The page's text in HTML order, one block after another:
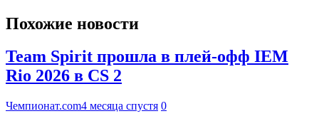
Похожие новости
Team Spirit прошла в плей-офф IEM
Rio 2026 в CS 2
Чемпионат.com4 месяца спустя 0